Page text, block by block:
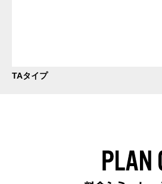
TBタイプ